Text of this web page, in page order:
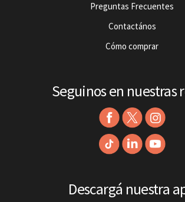
Preguntas Frecuentes
Contactános
Cómo comprar
Seguinos en nuestras
Descargá nuestra